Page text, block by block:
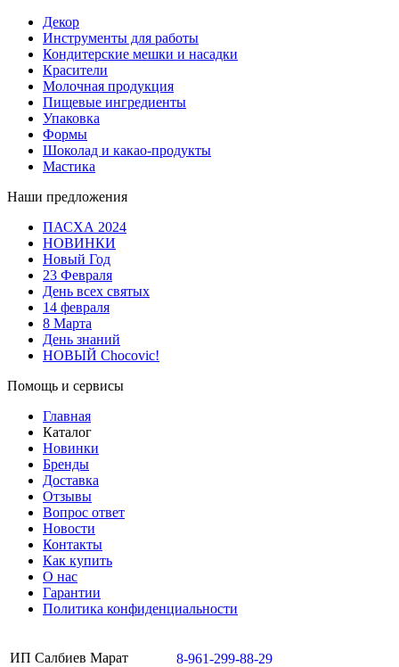
Декор
Инструменты для работы
Кондитерские мешки и насадки
Красители
Молочная продукция
Пищевые ингредиенты
Упаковка
Формы
Шоколад и какао-продукты
Мастика
Наши предложения
ПАСХА 2024
НОВИНКИ
Новый Год
23 Февраля
День всех святых
14 февраля
8 Марта
День знаний
НОВЫЙ Chocovic!
Помощь и сервисы
Главная
Каталог
Новинки
Бренды
Доставка
Отзывы
Вопрос ответ
Новости
Контакты
Как купить
О нас
Гарантии
Политика конфиденциальности
ИП Салбиев Марат
8-961-299-88-29